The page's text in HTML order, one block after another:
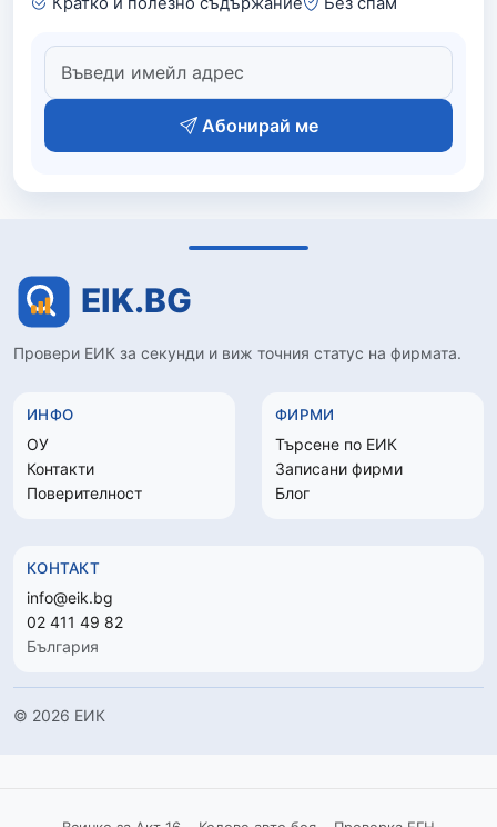
Абонирай ме
Провери ЕИК за секунди и виж точния статус на фирмата.
ИНФО
ОУ
Контакти
Поверителност
ФИРМИ
Търсене по ЕИК
Записани фирми
Блог
КОНТАКТ
info@eik.bg
02 411 49 82
България
© 2026 ЕИК